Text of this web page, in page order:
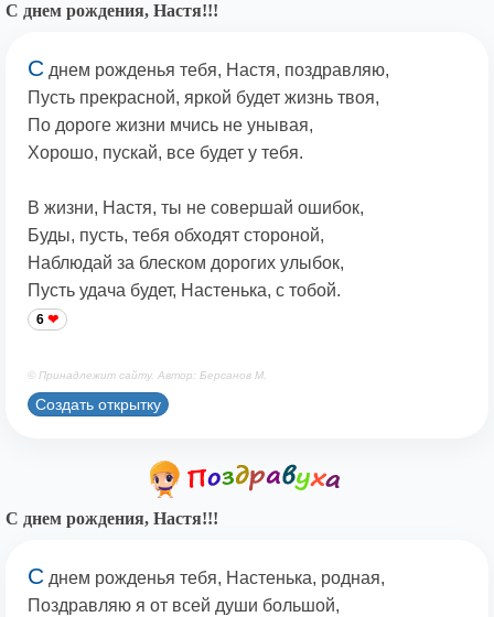
С днем рождения, Настя!!!
С днем рожденья тебя, Настя, поздравляю,
Пусть прекрасной, яркой будет жизнь твоя,
По дороге жизни мчись не унывая,
Хорошо, пускай, все будет у тебя.
В жизни, Настя, ты не совершай ошибок,
Буды, пусть, тебя обходят стороной,
Наблюдай за блеском дорогих улыбок,
Пусть удача будет, Настенька, с тобой.
6
© Принадлежит сайту. Автор: Берсанов М.
Создать открытку
С днем рождения, Настя!!!
С днем рожденья тебя, Настенька, родная,
Поздравляю я от всей души большой,